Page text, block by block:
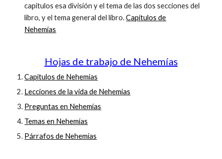
capítulos esa división y el tema de las dos secciones del
libro, y el tema general del libro.Capítulos de
Nehemías
Hojas de trabajo de Nehemías
Capítulos de Nehemías
Lecciones de la vida de Nehemías
Preguntas en Nehemías
Temas en Nehemías
Párrafos de Nehemías